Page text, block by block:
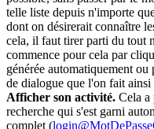
telle liste depuis n'importe
dont on désirerait connaître
cela, il faut tirer parti du tout
commence pour cela par
générée automatiquement
de dialogue que l'on fait
Afficher son activité. Cela a
recherche qui s'est garni
complet (